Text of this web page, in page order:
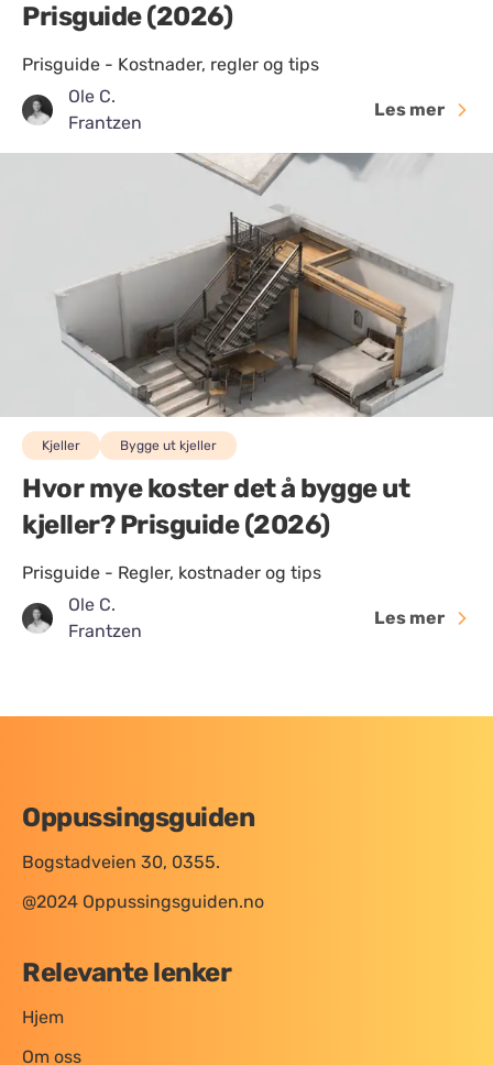
Prisguide (2026)
Prisguide - Kostnader, regler og tips
Ole C.
Frantzen
Les mer
Kjeller Bygge ut kjeller
Hvor mye koster det å bygge ut
kjeller? Prisguide (2026)
Prisguide - Regler, kostnader og tips
Ole C.
Frantzen
Les mer
Oppussingsguiden
Bogstadveien 30, 0355.
@2024 Oppussingsguiden.no
Relevante lenker
Hjem
Om oss